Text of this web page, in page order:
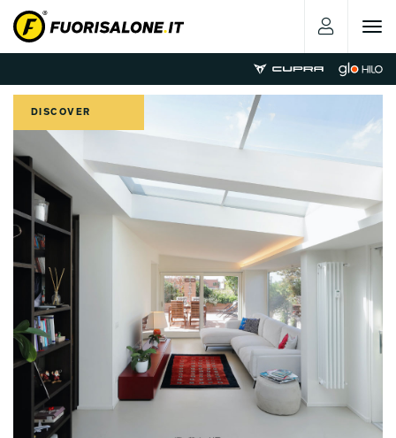
Toggle
DISCOVER